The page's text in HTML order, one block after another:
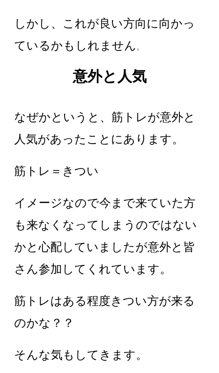
しかし、これが良い方向に向かっ
ているかもしれません 。
意外と人気
なぜかというと、筋トレが意外と
人気があったことにあります。
筋トレ＝きつい
イメージなので今まで来ていた方
も来なくなってしまうのではない
かと心配していましたが意外と皆
さん参加してくれています。
筋トレはある程度きつい方が来る
のかな？？
そんな気もしてきます。